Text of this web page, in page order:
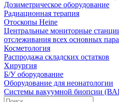
Дозиметрическое оборудование
Радиационная терапия
Отоскопы Heine
Центральные мониторные
отслеживания всех основных
Косметология
Распродажа складских остатков
Хирургия
Б/У оборудование
Оборудование для неонатологии
Системы вакуумной биопсии